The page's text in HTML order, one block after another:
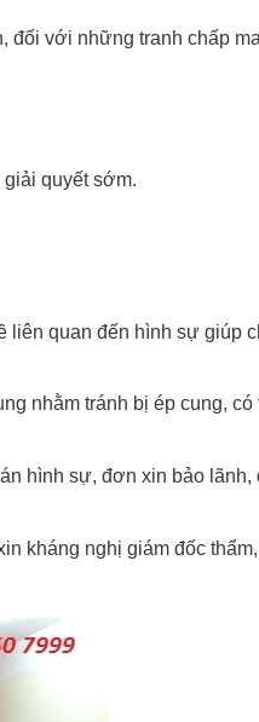
đối với những tranh chấp
quyết sớm.
liên quan đến hình sự giúp
nhằm tránh bị ép cung, có
hình sự, đơn xin bảo lãnh,
kháng nghị giám đốc